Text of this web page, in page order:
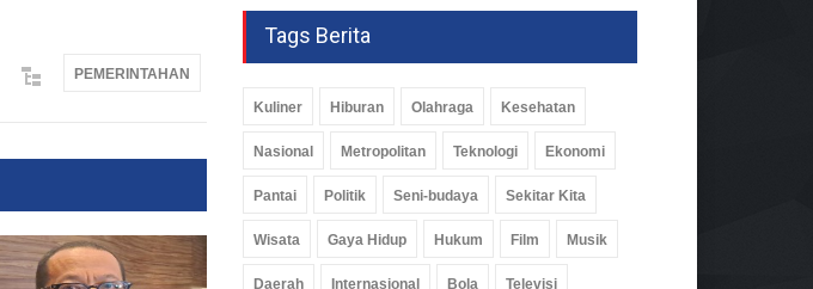
PEMERINTAHAN
Tags Berita
Kuliner Hiburan Olahraga Kesehatan
Nasional Metropolitan Teknologi Ekonomi
Pantai Politik Seni-budaya Sekitar Kita
Wisata Gaya Hidup Hukum Film Musik
Daerah Internasional Bola Televisi